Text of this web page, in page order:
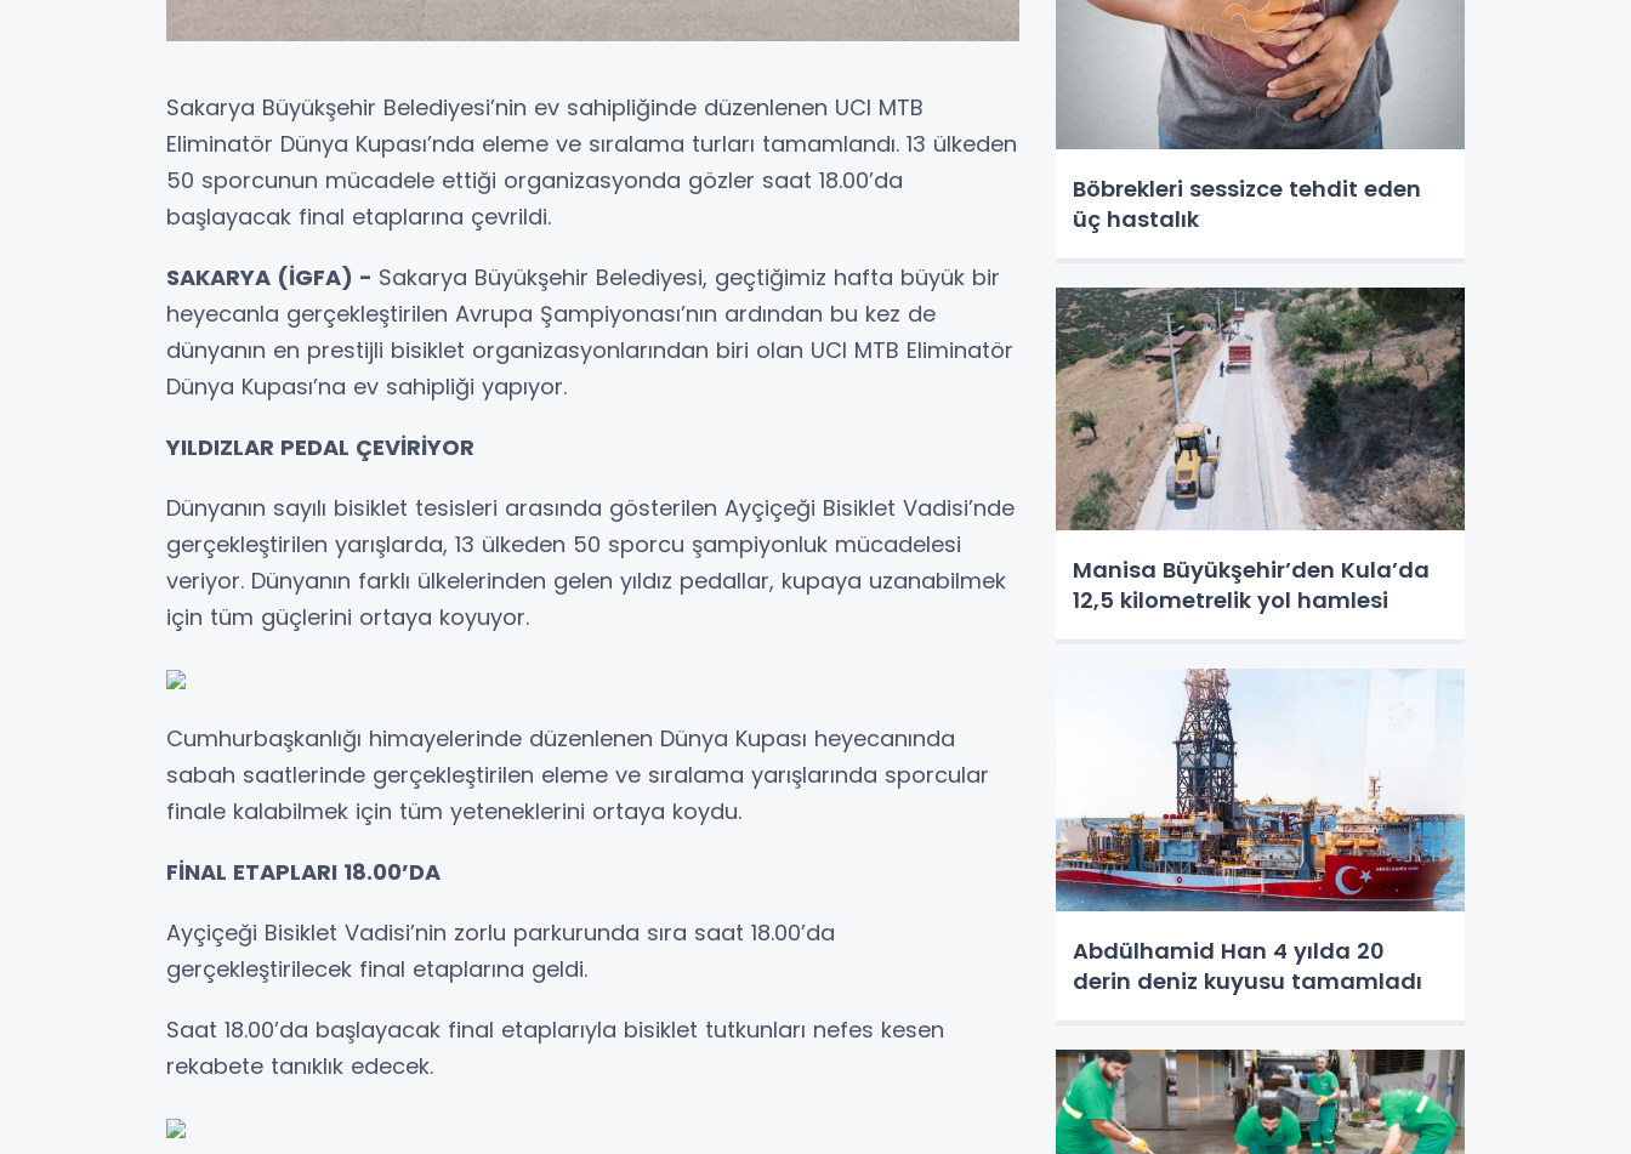
Sakarya Büyükşehir Belediyesi’nin ev sahipliğinde düzenlenen UCI MTB
Eliminatör Dünya Kupası’nda eleme ve sıralama turları tamamlandı. 13 ülkeden
50 sporcunun mücadele ettiği organizasyonda gözler saat 18.00’da
başlayacak final etaplarına çevrildi.
SAKARYA (İGFA) - Sakarya Büyükşehir Belediyesi, geçtiğimiz hafta büyük bir
heyecanla gerçekleştirilen Avrupa Şampiyonası’nın ardından bu kez de
dünyanın en prestijli bisiklet organizasyonlarından biri olan UCI MTB Eliminatör
Dünya Kupası’na ev sahipliği yapıyor.
YILDIZLAR PEDAL ÇEVİRİYOR
Dünyanın sayılı bisiklet tesisleri arasında gösterilen Ayçiçeği Bisiklet Vadisi’nde
gerçekleştirilen yarışlarda, 13 ülkeden 50 sporcu şampiyonluk mücadelesi
veriyor. Dünyanın farklı ülkelerinden gelen yıldız pedallar, kupaya uzanabilmek
için tüm güçlerini ortaya koyuyor.
Cumhurbaşkanlığı himayelerinde düzenlenen Dünya Kupası heyecanında
sabah saatlerinde gerçekleştirilen eleme ve sıralama yarışlarında sporcular
finale kalabilmek için tüm yeteneklerini ortaya koydu.
FİNAL ETAPLARI 18.00’DA
Ayçiçeği Bisiklet Vadisi’nin zorlu parkurunda sıra saat 18.00’da
gerçekleştirilecek final etaplarına geldi.
Saat 18.00’da başlayacak final etaplarıyla bisiklet tutkunları nefes kesen
rekabete tanıklık edecek.
Böbrekleri sessizce tehdit eden
üç hastalık
Manisa Büyükşehir’den Kula’da
12,5 kilometrelik yol hamlesi
Abdülhamid Han 4 yılda 20
derin deniz kuyusu tamamladı